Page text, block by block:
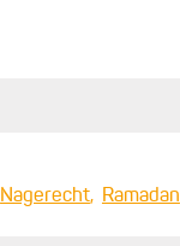
Nagerecht Ramadan